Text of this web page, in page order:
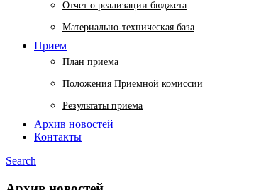
Отчет о реализации бюджета
Материально-техническая база
Прием
План приема
Положения Приемной комиссии
Результаты приема
Архив новостей
Контакты
Search